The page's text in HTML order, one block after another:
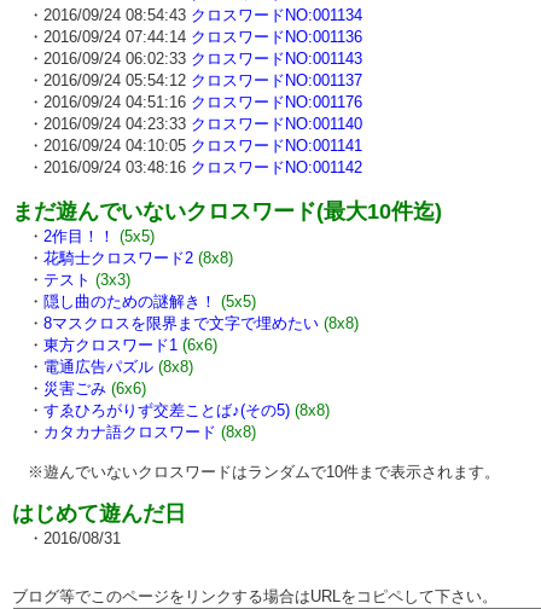
・2016/09/24 08:54:43 クロスワードNO:001134
・2016/09/24 07:44:14 クロスワードNO:001136
・2016/09/24 06:02:33 クロスワードNO:001143
・2016/09/24 05:54:12 クロスワードNO:001137
・2016/09/24 04:51:16 クロスワードNO:001176
・2016/09/24 04:23:33 クロスワードNO:001140
・2016/09/24 04:10:05 クロスワードNO:001141
・2016/09/24 03:48:16 クロスワードNO:001142
まだ遊んでいないクロスワード(最大10件迄)
・ 2作目！！ (5x5)
・ 花騎士クロスワード2 (8x8)
・ テスト (3x3)
・ 隠し曲のための謎解き！ (5x5)
・ 8マスクロスを限界まで文字で埋めたい (8x8)
・ 東方クロスワード1 (6x6)
・ 電通広告パズル (8x8)
・ 災害ごみ (6x6)
・ すゑひろがりず交差ことば♪(その5) (8x8)
・ カタカナ語クロスワード (8x8)
※遊んでいないクロスワードはランダムで10件まで表示されます。
はじめて遊んだ日
・2016/08/31
ブログ等でこのページをリンクする場合はURLをコピペして下さい。